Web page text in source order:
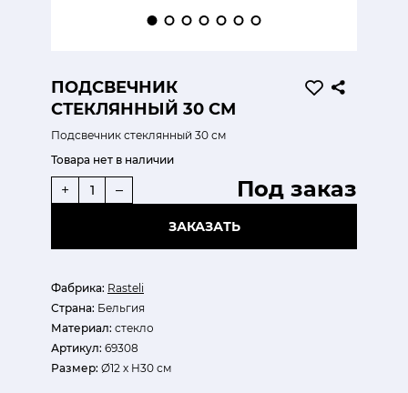
ПОДСВЕЧНИК
СТЕКЛЯННЫЙ 30 СМ
Подсвечник стеклянный 30 см
Фабрика: Rasteli
Страна: Бельгия
Материал: стекло
Артикул: 69308
Размер: Ø12 х H30 см
Товара нет в наличии
Под заказ
+ –
ЗАКАЗАТЬ